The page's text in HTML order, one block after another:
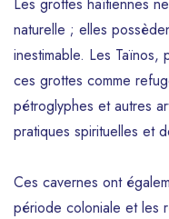
naturelle ; elles
inestimable. Les Taïnos,
ces grottes comme
pétroglyphes et autres
pratiques spirituelles et
Ces cavernes ont
période coloniale et les